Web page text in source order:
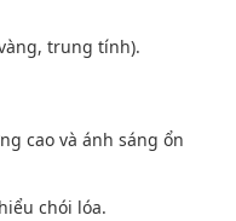
trung tính).
cao và ánh sáng ổn
chói lóa.